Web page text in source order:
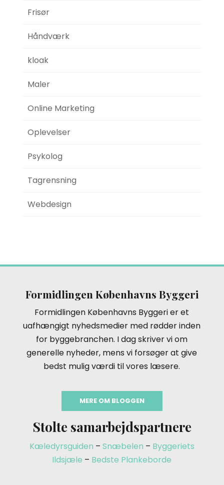
Frisør
Håndværk
kloak
Maler
Online Marketing
Oplevelser
Psykolog
Tagrensning
Webdesign
Formidlingen Københavns Byggeri
Formidlingen Københavns Byggeri er et
uafhængigt nyhedsmedier med rødder inden
for byggebranchen. I dag skriver vi om
generelle nyheder, mens vi forsøger at give
bedst mulig værdi til vores læsere.
MERE OM BLOGGEN
Stolte samarbejdspartnere
Kæledyrsguiden – Snæbelen – Byggeriets
Ildsjæle – Bedste Plankeborde